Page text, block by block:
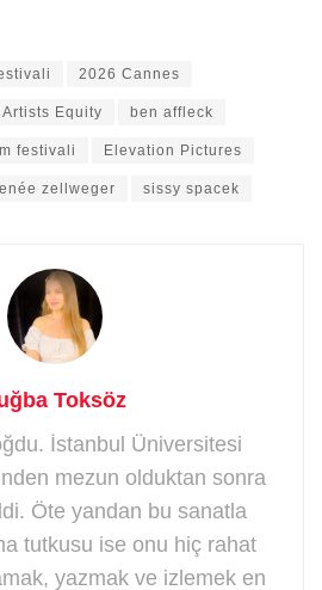
2026 Cannes
Artists Equity ben affleck
festivali Elevation Pictures
zellweger sissy spacek
Toksöz
İstanbul Üniversitesi
mezun olduktan sonra
Öte yandan bu sanatla
tutkusu ise onu hiç rahat
yazmak ve izlemek en